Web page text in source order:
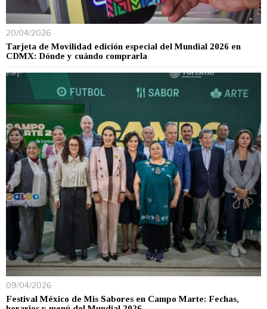
20/04/2026
Tarjeta de Movilidad edición especial del Mundial 2026 en
CDMX: Dónde y cuándo comprarla
09/04/2026
Festival México de Mis Sabores en Campo Marte: Fechas,